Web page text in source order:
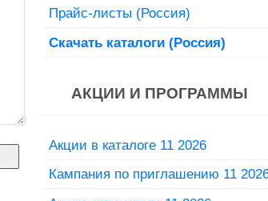
Прайс-листы (Россия)
Скачать каталоги (Россия)
АКЦИИ И ПРОГРАММЫ
Акции в каталоге 11 2026
Кампания по приглашению 11